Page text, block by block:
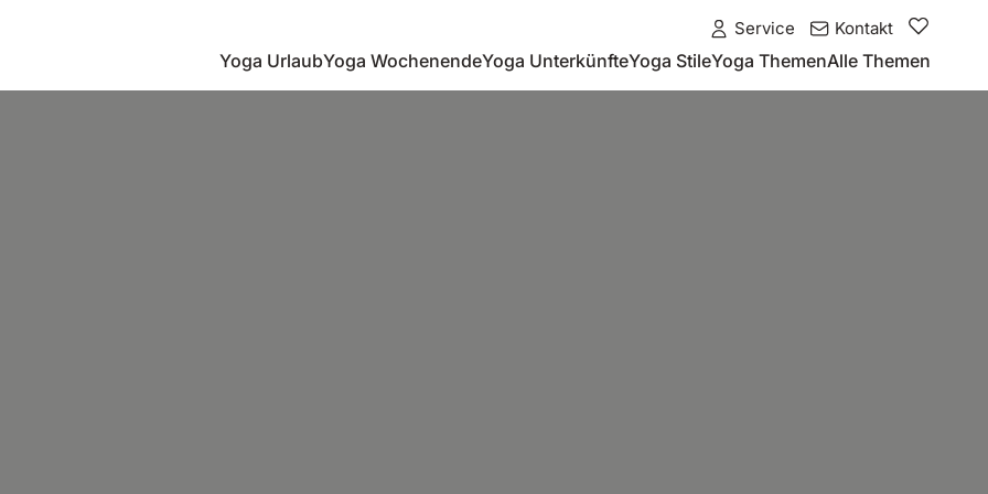
Service Kontakt
Yoga UrlaubYoga WochenendeYoga UnterkünfteYoga StileYoga ThemenAlle Themen